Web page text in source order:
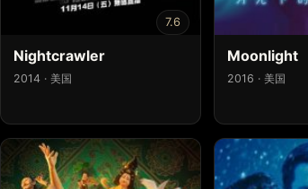
7.6
Nightcrawler
2014 · 美国
Moonlight
2016 · 美国